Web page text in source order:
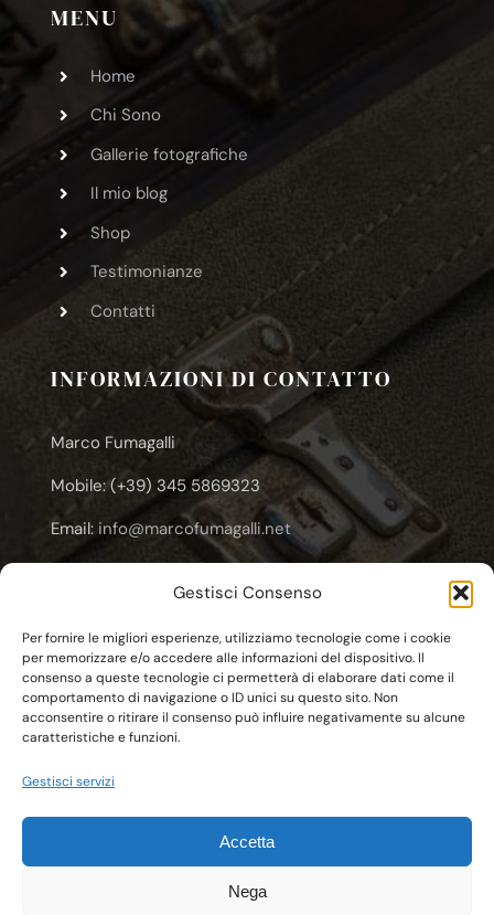
Gestisci Consenso
Per fornire le migliori esperienze, utilizziamo tecnologie come i cookie
per memorizzare e/o accedere alle informazioni del dispositivo. Il
consenso a queste tecnologie ci permetterà di elaborare dati come il
comportamento di navigazione o ID unici su questo sito. Non
acconsentire o ritirare il consenso può influire negativamente su alcune
caratteristiche e funzioni.
Gestisci servizi
Accetta
Nega
MENU
Home
Chi Sono
Gallerie fotografiche
Il mio blog
Shop
Testimonianze
Contatti
INFORMAZIONI DI CONTATTO
Marco Fumagalli
Mobile: (+39) 345 5869323
Email: info@marcofumagalli.net
© Copyright 2011 - 2026 | C.F. FMGMCG62E20F704T